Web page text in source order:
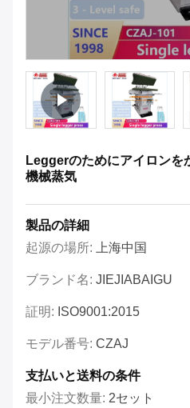
Leggerのためにアイロンを
機械蒸気
製品の詳細
起源の場所: 上海中国
ブランド名: JIEJIABAIGU
証明: ISO9001:2015
モデル番号: CZAJ
支払いと送料の条件
最小注文数量: 2セット